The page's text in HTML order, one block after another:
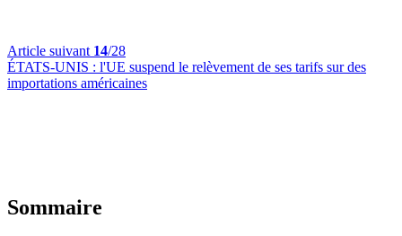
Article suivant 14/28
ÉTATS-UNIS : l'UE suspend le relèvement de ses tarifs sur des
importations américaines
Sommaire